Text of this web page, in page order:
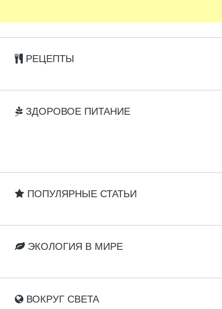
РЕЦЕПТЫ
ЗДОРОВОЕ ПИТАНИЕ
ПОПУЛЯРНЫЕ СТАТЬИ
ЭКОЛОГИЯ В МИРЕ
ВОКРУГ СВЕТА